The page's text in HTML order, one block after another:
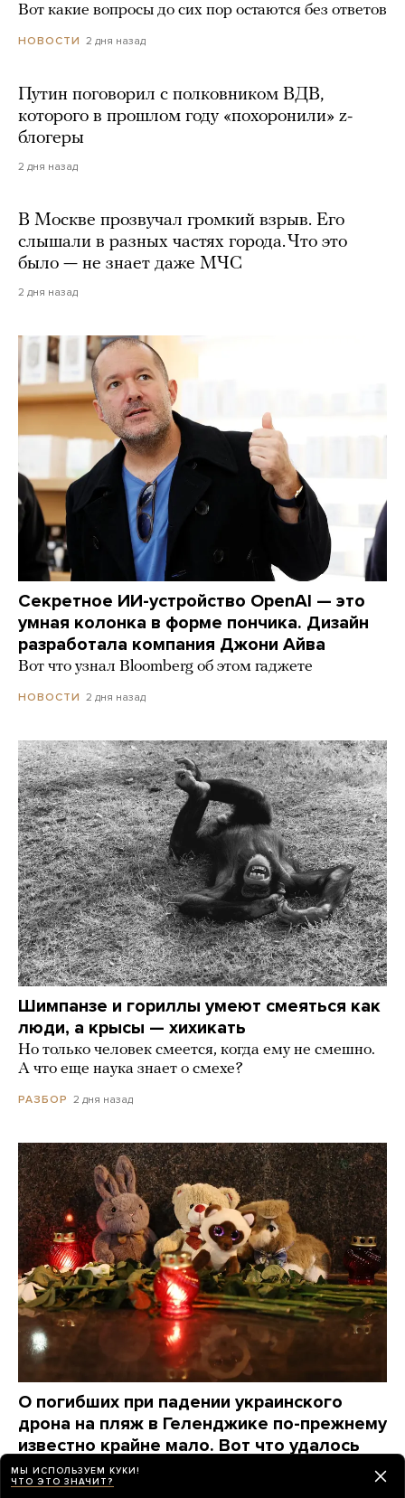
Вот какие вопросы до сих пор остаются без ответов
НОВОСТИ 2 дня назад
Путин поговорил с полковником ВДВ,
которого в прошлом году «похоронили» z-
блогеры
2 дня назад
В Москве прозвучал громкий взрыв. Его
слышали в разных частях города. Что это
было — не знает даже МЧС
2 дня назад
Секретное ИИ-устройство OpenAI — это
умная колонка в форме пончика. Дизайн
разработала компания Джони Айва
Вот что узнал Bloomberg об этом гаджете
НОВОСТИ 2 дня назад
Шимпанзе и гориллы умеют смеяться как
люди, а крысы — хихикать
Но только человек смеется, когда ему не смешно.
А что еще наука знает о смехе?
РАЗБОР 2 дня назад
О погибших при падении украинского
дрона на пляж в Геленджике по-прежнему
известно крайне мало. Вот что удалось
узнать о жертвах за три дня
МЫ ИСПОЛЬЗУЕМ КУКИ!
ЧТО ЭТО ЗНАЧИТ?